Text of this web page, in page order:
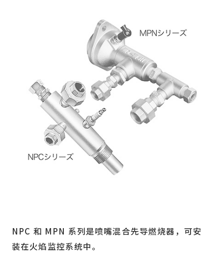
NPC 和 MPN 系列是喷嘴混合先导燃烧器，可安
装在火焰监控系统中。